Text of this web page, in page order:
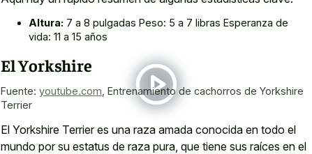
Altura: 7 a 8 pulgadas Peso: 5 a 7 libras Esperanza de
vida: 11 a 15 años
El Yorkshire
Fuente: youtube.com Entrenamiento de cachorros de Yorkshire
Terrier
El Yorkshire Terrier es una raza amada conocida en todo el
mundo por su estatus de raza pura, que tiene sus raíces en el